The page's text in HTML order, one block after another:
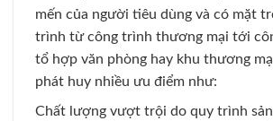
mến của người tiêu dùng và có mặt
trình từ công trình thương mại tới
tổ hợp văn phòng hay khu thương
phát huy nhiều ưu điểm như:
Chất lượng vượt trội do quy trình